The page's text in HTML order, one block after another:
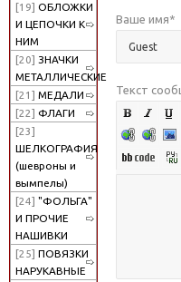
[19] ОБЛОЖКИ
И ЦЕПОЧКИ К
НИМ
[20] ЗНАЧКИ
МЕТАЛЛИЧЕСКИЕ
[21] МЕДАЛИ
[22] ФЛАГИ
[23]
ШЕЛКОГРАФИЯ
(шевроны и
вымпелы)
[24] "ФОЛЬГА"
И ПРОЧИЕ
НАШИВКИ
[25] ПОВЯЗКИ
НАРУКАВНЫЕ
Ваше имя*
Текст